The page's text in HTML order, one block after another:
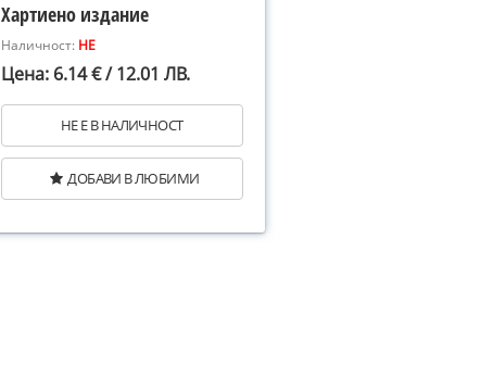
Хартиено издание
Наличност: НЕ
Цена: 6.14 € / 12.01 ЛВ.
НЕ Е В НАЛИЧНОСТ
ДОБАВИ В ЛЮБИМИ